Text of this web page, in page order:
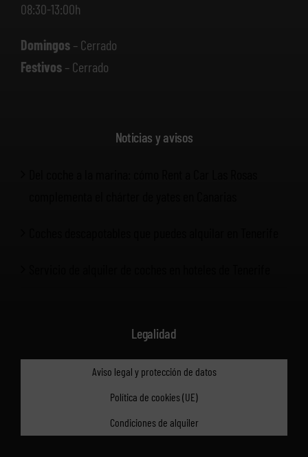
08:30-13:00h
Domingos– Cerrado
Festivos– Cerrado
Noticias y avisos
Legalidad
Aviso legal y protección de datos
Política de cookies (UE)
Condiciones de alquiler